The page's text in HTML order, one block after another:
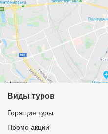
Виды туров
Горящие туры
Промо акции